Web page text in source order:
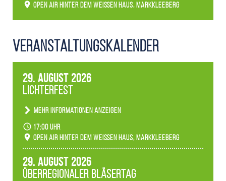
Open Air hinter dem weißen Haus, Markkleeberg
Veranstaltungs­kalender
29. August 2026
Lichterfest
Mehr Informationen anzeigen
Becherlichter, Fackeln und Lichtinstallationen
verwandeln den agra-Park in einen farbigen
Märchenwald, der bei jedem Rundgang einen
Ambiente gibt es ein leuchtendes Konzert
unserer Fachbereiche.
17:00 Uhr
Open Air hinter dem weißen Haus, Markkleeberg
29. August 2026
Überregionaler Bläsertag